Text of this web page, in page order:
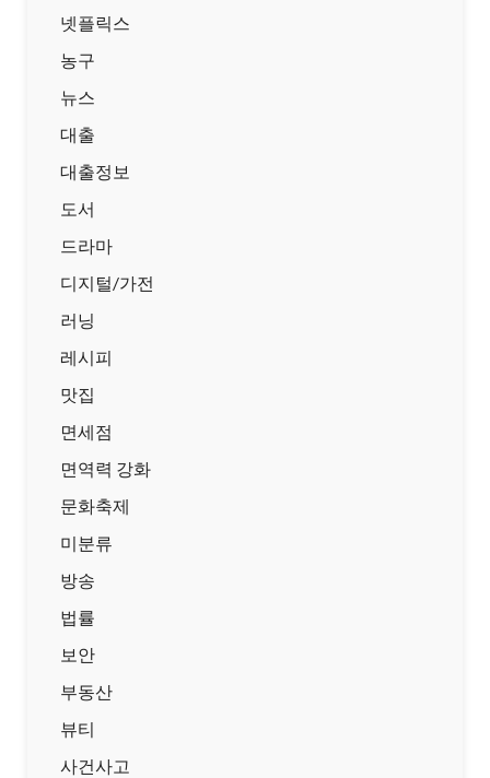
넷플릭스
농구
뉴스
대출
대출정보
도서
드라마
디지털/가전
러닝
레시피
맛집
면세점
면역력 강화
문화축제
미분류
방송
법률
보안
부동산
뷰티
사건사고